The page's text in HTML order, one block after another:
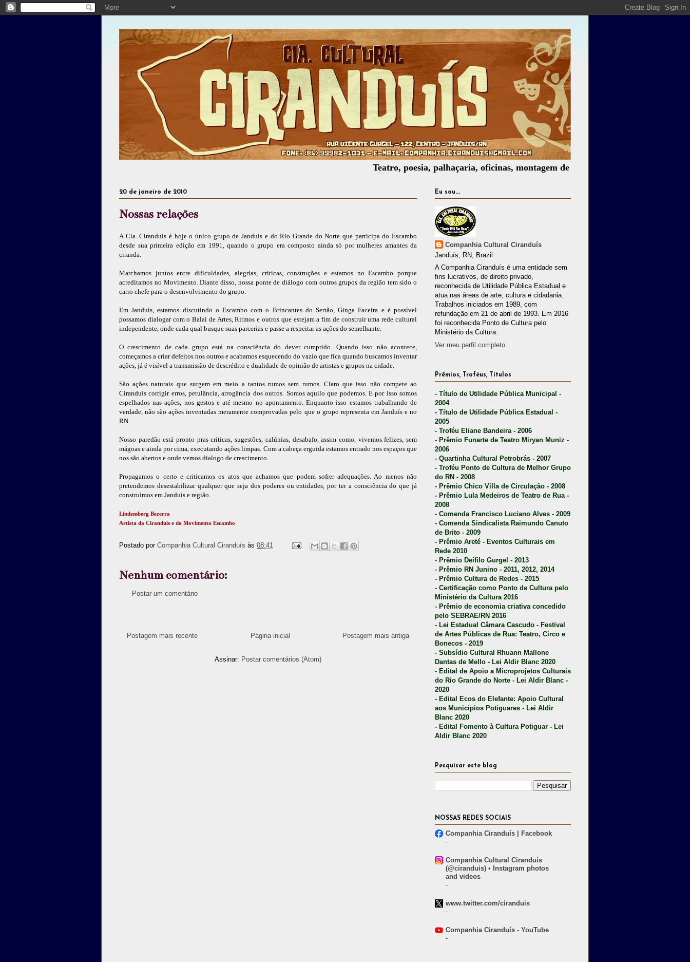
Teatro, poesia, palhaçaria, oficinas, montagem de espetáculos, assessoria cultural,
20 de janeiro de 2010
Nossas relações
A Cia. Ciranduís é hoje o único grupo de Janduís e do Rio Grande do Norte que participa do Escambo
desde sua primeira edição em 1991, quando o grupo era composto ainda só por mulheres amantes da
ciranda.
Marchamos juntos entre dificuldades, alegrias, criticas, construções e estamos no Escambo porque
acreditamos no Movimento. Diante disso, nossa ponte de diálogo com outros grupos da região tem sido o
carro chefe para o desenvolvimento do grupo.
Em Janduís, estamos discutindo o Escambo com o Brincantes do Sertão, Ginga Faceira e é possível
possamos dialogar com o Balai de Artes, Ritmos e outros que estejam a fim de construir uma rede cultural
independente, onde cada qual busque suas parcerias e passe a respeitar as ações do semelhante.
O crescimento de cada grupo está na consciência do dever cumprido. Quando isso não acontece,
começamos a criar defeitos nos outros e acabamos esquecendo do vazio que fica quando buscamos inventar
ações, já é visível a transmissão de descrédito e dualidade de opinião de artistas e grupos na cidade.
São ações naturais que surgem em meio a tantos rumos sem rumos. Claro que isso não compete ao
Ciranduís corrigir erros, petulância, arrogância dos outros. Somos aquilo que podemos. E por isso somos
espelhados nas ações, nos gestos e até mesmo no apontamento. Enquanto isso estamos trabalhando de
verdade, não são ações inventadas meramente comprovadas pelo que o grupo representa em Janduís e no
RN.
Nosso paredão está pronto pras críticas, sugestões, calúnias, desabafo, assim como, vivemos felizes, sem
mágoas e ainda por cima, executando ações limpas. Com a cabeça erguida estamos entrado nos espaços que
nos são abertos e onde vemos dialogo de crescimento.
Propagamos o certo e criticamos os atos que achamos que podem sofrer adequações. Ao menos não
pretendemos desestabilizar qualquer que seja dos poderes ou entidades, por ter a consciência do que já
construímos em Janduís e região.
Lindemberg Bezerra
Artista da Ciranduís e do Movimento Escambo
Postado por Companhia Cultural Ciranduís às 08:41
Nenhum comentário:
Postar um comentário
Postagem mais recente Postagem mais antiga
Página inicial
Assinar: Postar comentários (Atom)
Eu sou...
Companhia Cultural Ciranduís
Janduís, RN, Brazil
A Companhia Ciranduís é uma entidade sem
fins lucrativos, de direito privado,
reconhecida de Utilidade Pública Estadual e
atua nas àreas de arte, cultura e cidadania.
Trabalhos iniciados em 1989, com
refundação em 21 de abril de 1993. Em 2016
foi reconhecida Ponto de Cultura pelo
Ministério da Cultura.
Ver meu perfil completo
Prêmios, Troféus, Títulos
- Título de Utilidade Pública Municipal -
2004
- Título de Utilidade Pública Estadual -
2005
- Troféu Eliane Bandeira - 2006
- Prêmio Funarte de Teatro Miryan Muniz -
2006
- Quartinha Cultural Petrobrás - 2007
- Troféu Ponto de Cultura de Melhor Grupo
do RN - 2008
- Prêmio Chico Villa de Circulação - 2008
- Prêmio Lula Medeiros de Teatro de Rua -
2008
- Comenda Francisco Luciano Alves - 2009
- Comenda Sindicalista Raimundo Canuto
de Brito - 2009
- Prêmio Areté - Eventos Culturais em
Rede 2010
- Prêmio Deífilo Gurgel - 2013
- Prêmio RN Junino - 2011, 2012, 2014
- Prêmio Cultura de Redes - 2015
- Certificação como Ponto de Cultura pelo
Ministério da Cultura 2016
- Prêmio de economia criativa concedido
pelo SEBRAE/RN 2016
- Lei Estadual Câmara Cascudo - Festival
de Artes Públicas de Rua: Teatro, Circo e
Bonecos - 2019
- Subsídio Cultural Rhuann Mallone
Dantas de Mello - Lei Aldir Blanc 2020
- Edital de Apoio a Microprojetos Culturais
do Rio Grande do Norte - Lei Aldir Blanc -
2020
- Edital Ecos do Elefante: Apoio Cultural
aos Municípios Potiguares - Lei Aldir
Blanc 2020
- Edital Fomento à Cultura Potiguar - Lei
Aldir Blanc 2020
Pesquisar este blog
NOSSAS REDES SOCIAIS
Companhia Ciranduís | Facebook
-
Companhia Cultural Ciranduís
(@ciranduis) • Instagram photos
and videos
-
www.twitter.com/ciranduis
-
Companhia Ciranduís - YouTube
-